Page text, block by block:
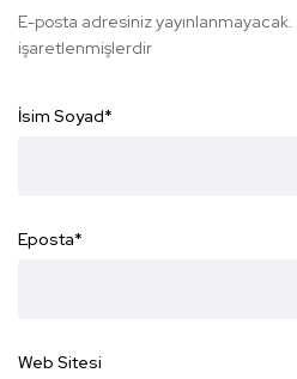
E-posta adresiniz yayınlanmayacak.
işaretlenmişlerdir
İsim Soyad*
Eposta*
Web Sitesi